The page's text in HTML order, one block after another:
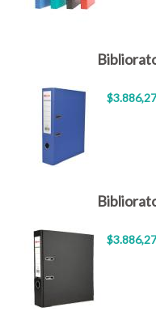
$3.886,27
$3.886,27